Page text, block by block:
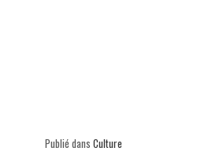
Publié dans Culture